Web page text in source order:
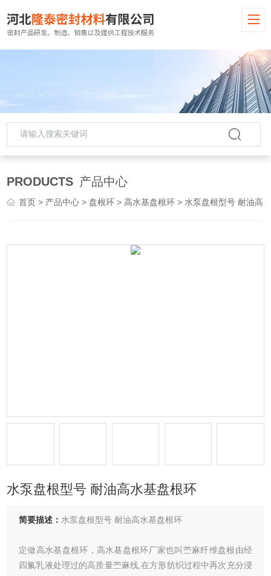
PRODUCTS 产品中心
首页 > 产品中心 > 盘根环 >高水基盘根环 > 水泵盘根型号 耐油高水基盘根环
水泵盘根型号 耐油高水基盘根环
简要描述： 水泵盘根型号 耐油高水基盘根环
定做高水基盘根环，高水基盘根环厂家也叫苎麻纤维盘根由经
四氟乳液处理过的高质量苎麻线,在方形纺织过程中再次充分浸